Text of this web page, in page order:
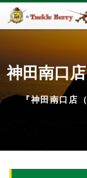
神田南口
『神田南口